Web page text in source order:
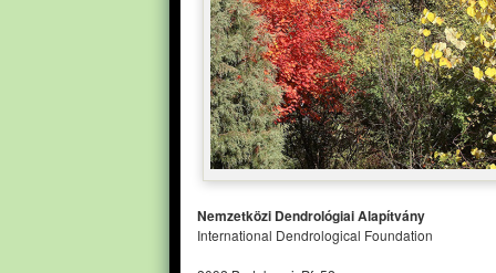
Nemzetközi Dendrológiai Alapítvány
International Dendrological Foundation